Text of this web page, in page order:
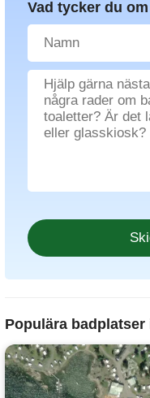
Vad tycker du
Populära badplatser